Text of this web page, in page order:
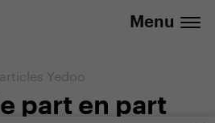
Menu
Yedoo
part en part